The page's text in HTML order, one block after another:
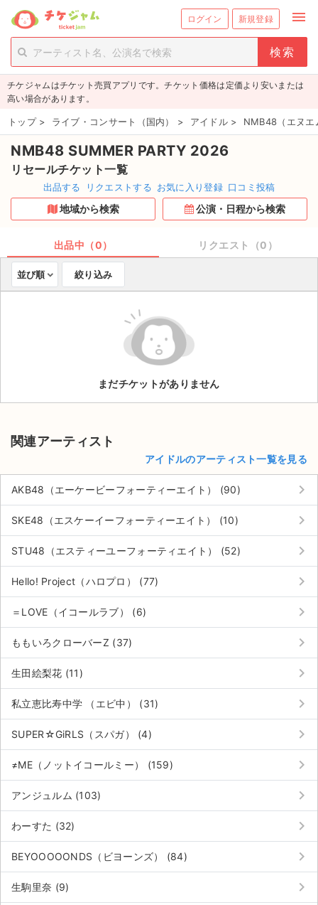
ログイン 新規登録 menu
person_add 新規会員登録
チケットを探す
新着チケット
値下げしたチケット
都道府県からチケットを探す
もうすぐ開催のチケット
チケットのリクエスト一覧
取扱チケット
ライブ・コンサート（国内）
ライブ・コンサート（海外）
スポーツ
演劇・ミュージカル
ご利用ガイド
ご利用ガイド
手数料・お支払い方法
AIに質問する
よくある質問
お知らせ
サイト情報
チケジャムはチケット売買アプリです。チケット価格は定価より安いまたは
高い場合があります。
トップ > ライブ・コンサート（国内） > アイドル > NMB48（エヌエ
NMB48 SUMMER PARTY 2026
リセールチケット一覧
出品する リクエストする お気に入り登録 口コミ投稿
地域から検索 公演・日程から検索
出品中（0） リクエスト（0）
並び順 絞り込み
まだチケットがありません
関連アーティスト
アイドルのアーティスト一覧を見る
AKB48（エーケービーフォーティーエイト） (90) keyboard_arrow_right
SKE48（エスケーイーフォーティーエイト） (10) keyboard_arrow_right
STU48（エスティーユーフォーティエイト） (52) keyboard_arrow_right
Hello! Project（ハロプロ） (77) keyboard_arrow_right
＝LOVE（イコールラブ） (6) keyboard_arrow_right
ももいろクローバーZ (37) keyboard_arrow_right
生田絵梨花 (11) keyboard_arrow_right
私立恵比寿中学 （エビ中） (31) keyboard_arrow_right
SUPER☆GiRLS（スパガ） (4) keyboard_arrow_right
≠ME（ノットイコールミー） (159) keyboard_arrow_right
アンジュルム (103) keyboard_arrow_right
わーすた (32) keyboard_arrow_right
BEYOOOOONDS（ビヨーンズ） (84) keyboard_arrow_right
生駒里奈 (9) keyboard_arrow_right